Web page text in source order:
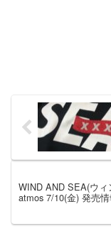
WIND AND SEA(ウィ
atmos 7/10(金) 発売